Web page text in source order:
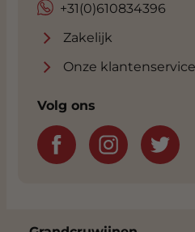
+31(0)610834396
Zakelijk
Onze klantenservice
Volg ons